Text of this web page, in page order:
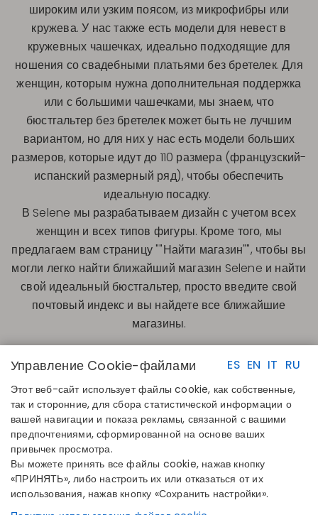
широким или узким поясом, из микрофибры или
кружева. У нас также есть модели для невест в
кружевных чашечках, идеально подходящие для
ношения со свадебными платьями без бретелек. Для
женщин, которым нужна дополнительная поддержка
или с большими чашечками, мы знаем, что
бюстгальтер без бретелек может быть не лучшим
вариантом, но для них у нас есть модели больших
размеров, которые идут до 110 размера (французский-
испанский размерный ряд), чтобы обеспечить
идеальную посадку.
В Selene мы разрабатываем дизайн с учетом всех
женщин и всех типов фигуры. Кроме того, мы
предлагаем вам страницу ""Найти магазин"", чтобы вы
могли легко найти ближайший магазин Selene и найти
свой идеальный бюстгальтер, просто введите свой
почтовый индекс и вы найдете все ближайшие
магазины.
ES EN IT RU
Управление Cookie-файлами
Этот веб-сайт использует файлы cookie, как собственные,
так и сторонние, для сбора статистической информации о
вашей навигации и показа рекламы, связанной с вашими
предпочтениями, сформированной на основе ваших
привычек просмотра.
Вы можете принять все файлы cookie, нажав кнопку
«ПРИНЯТЬ», либо настроить их или отказаться от их
использования, нажав кнопку «Сохранить настройки».
БЫСТРЫЕ ССЫЛКИ
Определите свой размер
Найдите свой магазин
Присоединяйтесь к каталогу
КОНТАКТЫ
+34 948 14 58 90
disintex@disintex.es
КОМПАНИЯ ПОДПИСЫВАЙТЕСЬ НА